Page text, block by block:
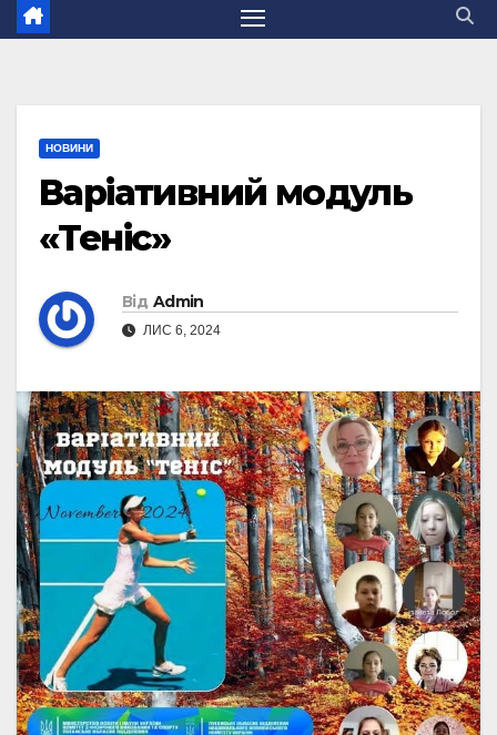
НОВИНИ
Варіативний модуль
«Теніс»
Від Admin
ЛИС 6, 2024